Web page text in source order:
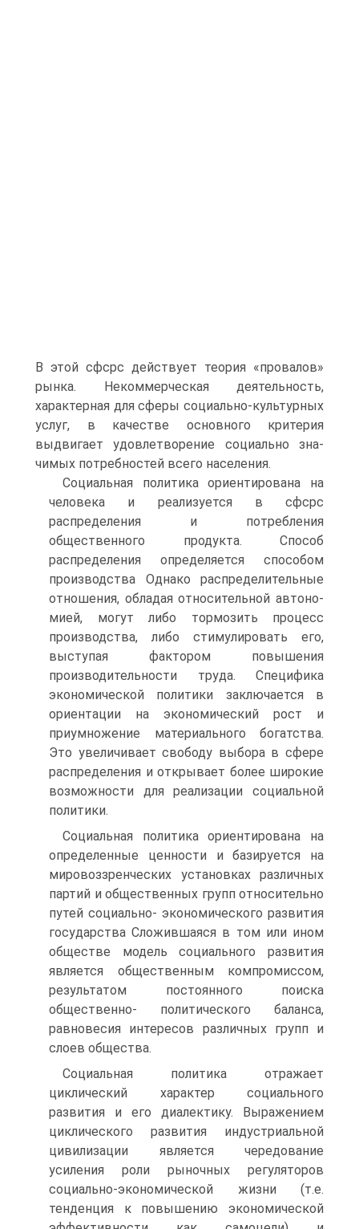
В этой сфсрс действует теория «провалов»
рынка. Некоммерческая деятель­ность,
характерная для сферы социально-культурных
услуг, в каче­стве основного критерия
выдвигает удовлетворение социально зна­
чимых потребностей всего населения.
Социальная политика ориентирована на
человека и реализуется в сфсрс
распределения и потребления
общественного продукта. Способ
распределения определяется способом
производства Одна­ко распределительные
отношения, обладая относительной автоно­
мией, могут либо тормозить процесс
производства, либо стимули­ровать его,
выступая фактором повышения
производительности труда. Специфика
экономической политики заключается в
ориен­тации на экономический рост и
приумножение материального бо­гатства.
Это увеличивает свободу выбора в сфере
распределения и открывает более широкие
возможности для реализации социальной
политики.
Социальная политика ориентирована на
определенные ценно­сти и базируется на
мировоззренческих установках различных
пар­тий и общественных групп относительно
путей социально- экономического развития
государства Сложившаяся в том или ином
обществе модель социального развития
является общественным компромиссом,
результатом постоянного поиска
общественно- политического баланса,
равновесия интересов различных групп и
слоев общества.
Социальная политика отражает
циклический характер социаль­ного
развития и его диалектику. Выражением
циклического разви­тия индустриальной
цивилизации является чередование
усиления роли рыночных регуляторов
социально-экономической жизни (т.е.
тенденция к повышению экономической